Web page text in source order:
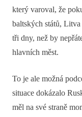
který varoval, že
baltských států,
tři dny, než by
hlavních měst.
To je ale možná
situace dokázalo
měl na své straně